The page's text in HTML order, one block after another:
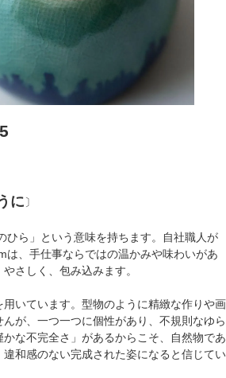
に〕
ひら」という意味を持ちます。自社職人が
は、手仕事ならではの温かみや味わいがあ
さしく、包み込みます。
いています。型物のように精緻な作りや画
が、一つ一つに個性があり、不規則なゆら
な不完全さ」があるからこそ、自然物であ
和感のない完成された姿になると信じてい